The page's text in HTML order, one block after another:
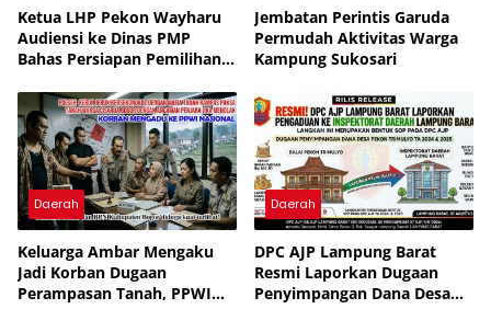
Ketua LHP Pekon Wayharu
Audiensi ke Dinas PMP
Bahas Persiapan Pemilihan
Jembatan Perintis Garuda
Permudah Aktivitas Warga
Kampung Sukosari
Daerah
Keluarga Ambar Mengaku
Jadi Korban Dugaan
Perampasan Tanah, PPWI
Daerah
DPC AJP Lampung Barat
Resmi Laporkan Dugaan
Penyimpangan Dana Desa